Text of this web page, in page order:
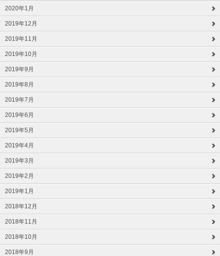
2020年1月
2019年12月
2019年11月
2019年10月
2019年9月
2019年8月
2019年7月
2019年6月
2019年5月
2019年4月
2019年3月
2019年2月
2019年1月
2018年12月
2018年11月
2018年10月
2018年9月